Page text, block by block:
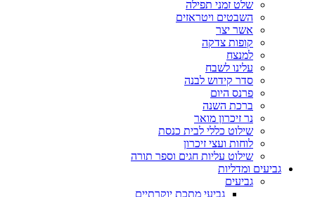
שלט זמני תפילה
השבטים ויטראזים
אשר יצר
קופות צדקה
למנצח
עלינו לשבח
סדר קידוש לבנה
פרנס היום
ברכת השנה
נר זיכרון מואר
שילוט כללי לבית כנסת
לוחות ועצי זיכרון
שילוט עליות חגים וספר תורה
גביעים ומדליות
גביעים
גביעי מתכת יוקרתיים